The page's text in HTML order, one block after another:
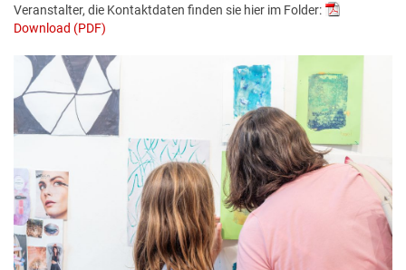
Veranstalter, die Kontaktdaten finden sie hier im Folder:
Download (PDF)